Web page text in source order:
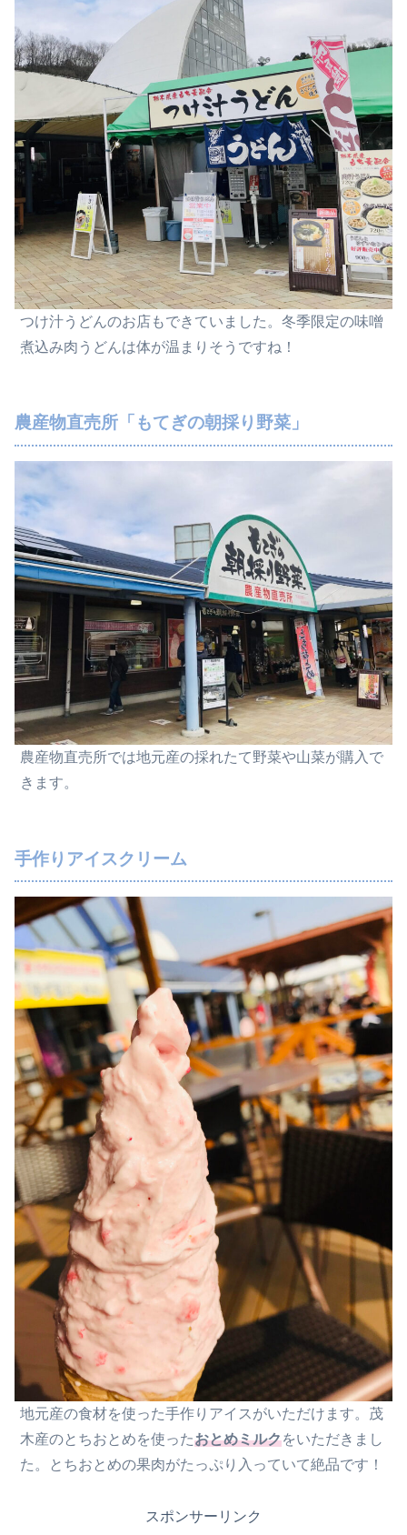
つけ汁うどんのお店もできていました。 冬季限定の味噌
煮込み肉うどんは体が温まりそうですね！
農産物直売所「もてぎの朝採り野菜」
農産物直売所では地元産の採れたて野菜や山菜が購入で
きます。
手作りアイスクリーム
地元産の食材を使った手作りアイスがいただけます。茂
木産のとちおとめを使ったおとめミルクをいただきまし
た。とちおとめの果肉がたっぷり入っていて絶品です！
スポンサーリンク